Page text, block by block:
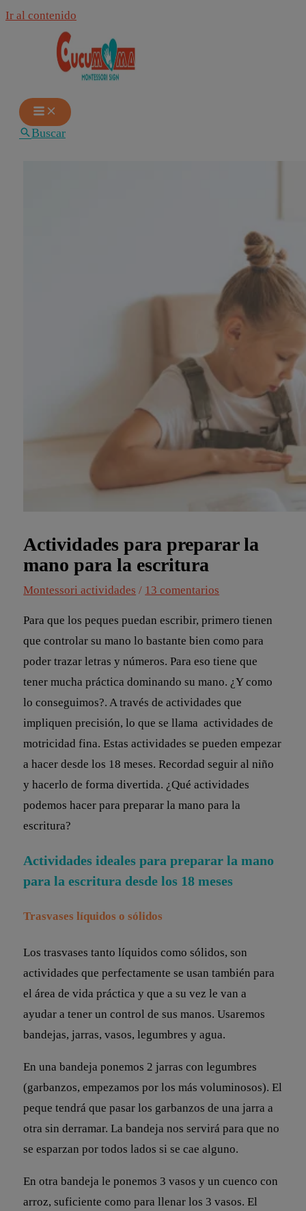
Ir al contenido
Buscar
Actividades para preparar la
mano para la escritura
Montessori actividades / 13 comentarios
Para que los peques puedan escribir, primero tienen
que controlar su mano lo bastante bien como para
poder trazar letras y números. Para eso tiene que
tener mucha práctica dominando su mano. ¿Y como
lo conseguimos?. A través de actividades que
impliquen precisión, lo que se llama actividades de
motricidad fina. Estas actividades se pueden empezar
a hacer desde los 18 meses. Recordad seguir al niño
y hacerlo de forma divertida. ¿Qué actividades
podemos hacer para preparar la mano para la
escritura?
Actividades ideales para preparar la mano
para la escritura desde los 18 meses
Trasvases líquidos o sólidos
Los trasvases tanto líquidos como sólidos, son
actividades que perfectamente se usan también para
el área de vida práctica y que a su vez le van a
ayudar a tener un control de sus manos. Usaremos
bandejas, jarras, vasos, legumbres y agua.
En una bandeja ponemos 2 jarras con legumbres
(garbanzos, empezamos por los más voluminosos). El
peque tendrá que pasar los garbanzos de una jarra a
otra sin derramar. La bandeja nos servirá para que no
se esparzan por todos lados si se cae alguno.
En otra bandeja le ponemos 3 vasos y un cuenco con
arroz, suficiente como para llenar los 3 vasos. El